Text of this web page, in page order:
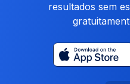
resultados sem